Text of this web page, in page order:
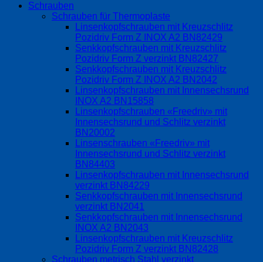
Schrauben
Schrauben für Thermoplaste
Linsenkopfschrauben mit Kreuzschlitz
Pozidriv Form Z INOX A2 BN82429
Senkkopfschrauben mit Kreuzschlitz
Pozidriv Form Z verzinkt BN82427
Senkkopfschrauben mit Kreuzschlitz
Pozidriv Form Z INOX A2 BN2042
Linsenkopfschrauben mit Innensechsrund
INOX A2 BN15858
Linsenkopfschrauben «Freedriv» mit
Innensechsrund und Schlitz verzinkt
BN20002
Linsenschrauben «Freedriv» mit
Innensechsrund und Schlitz verzinkt
BN84403
Linsenkopfschrauben mit Innensechsrund
verzinkt BN84229
Senkkopfschrauben mit Innensechsrund
verzinkt BN2041
Senkkopfschrauben mit Innensechsrund
INOX A2 BN2043
Linsenkopfschrauben mit Kreuzschlitz
Pozidriv Form Z verzinkt BN82428
Schrauben metrisch Stahl verzinkt